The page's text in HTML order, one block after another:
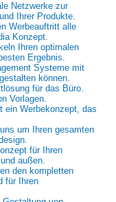
Netzwerke zur
Ihrer Produkte.
Werbeauftritt alle
Konzept.
Ihren optimalen
Ergebnis.
Systeme mit
können.
für das Büro.
Vorlagen.
ein Werbekonzept, das
um Ihren gesamten
für Ihren
außen.
den kompletten
für Ihren